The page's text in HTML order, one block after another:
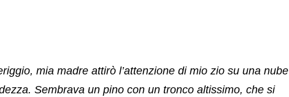
mia madre attirò l’attenzione di mio zio su una nube
Sembrava un pino con un tronco altissimo, che si